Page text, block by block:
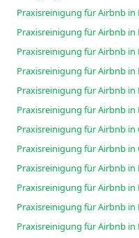
Praxisreinigung für Airbnb
Praxisreinigung für Airbnb
Praxisreinigung für Airbnb
Praxisreinigung für Airbnb
Praxisreinigung für Airbnb
Praxisreinigung für Airbnb
Praxisreinigung für Airbnb
Praxisreinigung für Airbnb
Praxisreinigung für Airbnb
Praxisreinigung für Airbnb
Praxisreinigung für Airbnb
Praxisreinigung für Airbnb